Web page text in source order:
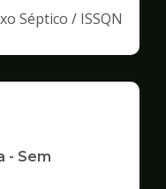
Séptico / ISSQN
- Sem